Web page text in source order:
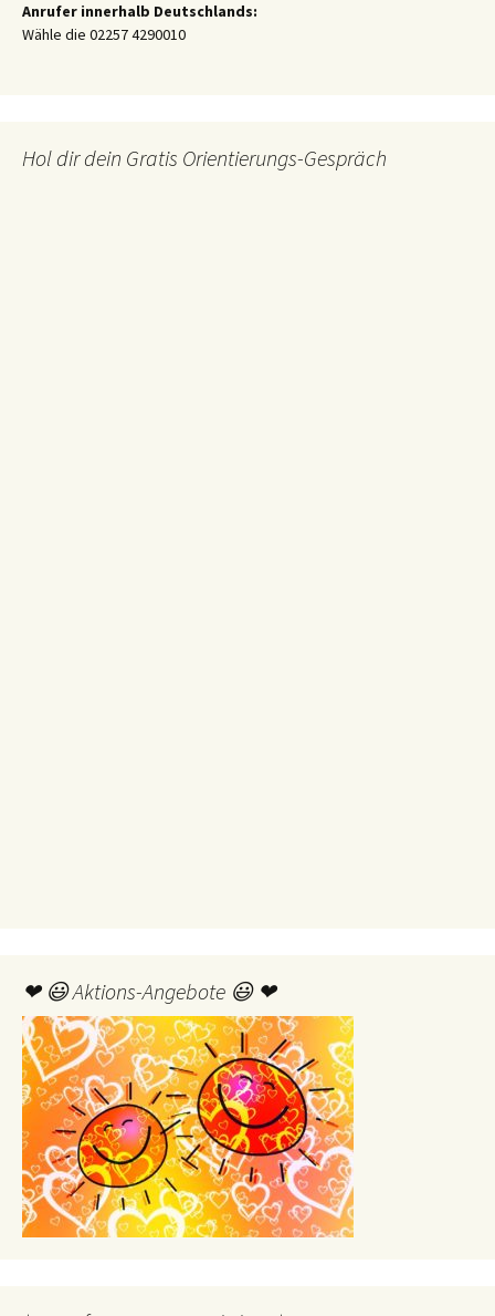
Anrufer innerhalb Deutschlands:
Wähle die 02257 4290010
Hol dir dein Gratis Orientierungs-Gespräch
❤ 😃 Aktions-Angebote 😃 ❤